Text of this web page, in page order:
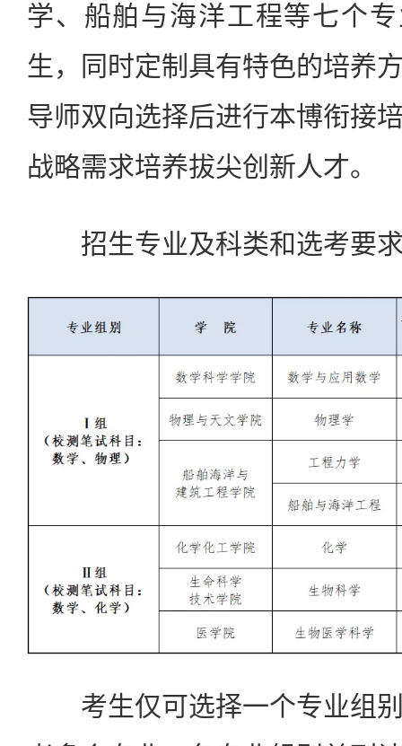
学、船舶与海洋工程等七个
生，同时定制具有特色的培养
导师双向选择后进行本博衔接
战略需求培养拔尖创新人才。
招生专业及科类和选考要求
考生仅可选择一个专业组别